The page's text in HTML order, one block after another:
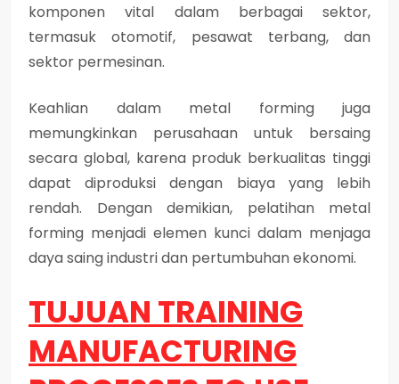
komponen vital dalam berbagai sektor,
termasuk otomotif, pesawat terbang, dan
sektor permesinan.
Keahlian dalam metal forming juga
memungkinkan perusahaan untuk bersaing
secara global, karena produk berkualitas tinggi
dapat diproduksi dengan biaya yang lebih
rendah. Dengan demikian, pelatihan metal
forming menjadi elemen kunci dalam menjaga
daya saing industri dan pertumbuhan ekonomi.
TUJUAN TRAINING
MANUFACTURING